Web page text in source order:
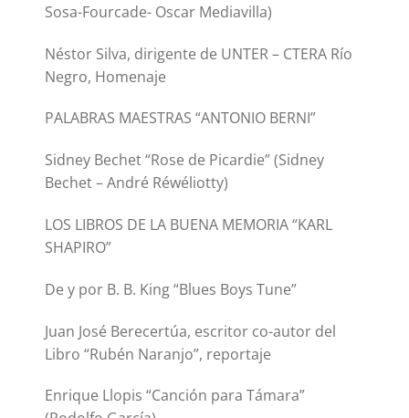
Sosa-Fourcade- Oscar Mediavilla)
Néstor Silva, dirigente de UNTER – CTERA Río
Negro, Homenaje
PALABRAS MAESTRAS “ANTONIO BERNI”
Sidney Bechet “Rose de Picardie” (Sidney
Bechet – André Réwéliotty)
LOS LIBROS DE LA BUENA MEMORIA “KARL
SHAPIRO”
De y por B. B. King “Blues Boys Tune”
Juan José Berecertúa, escritor co-autor del
Libro “Rubén Naranjo”, reportaje
Enrique Llopis “Canción para Támara”